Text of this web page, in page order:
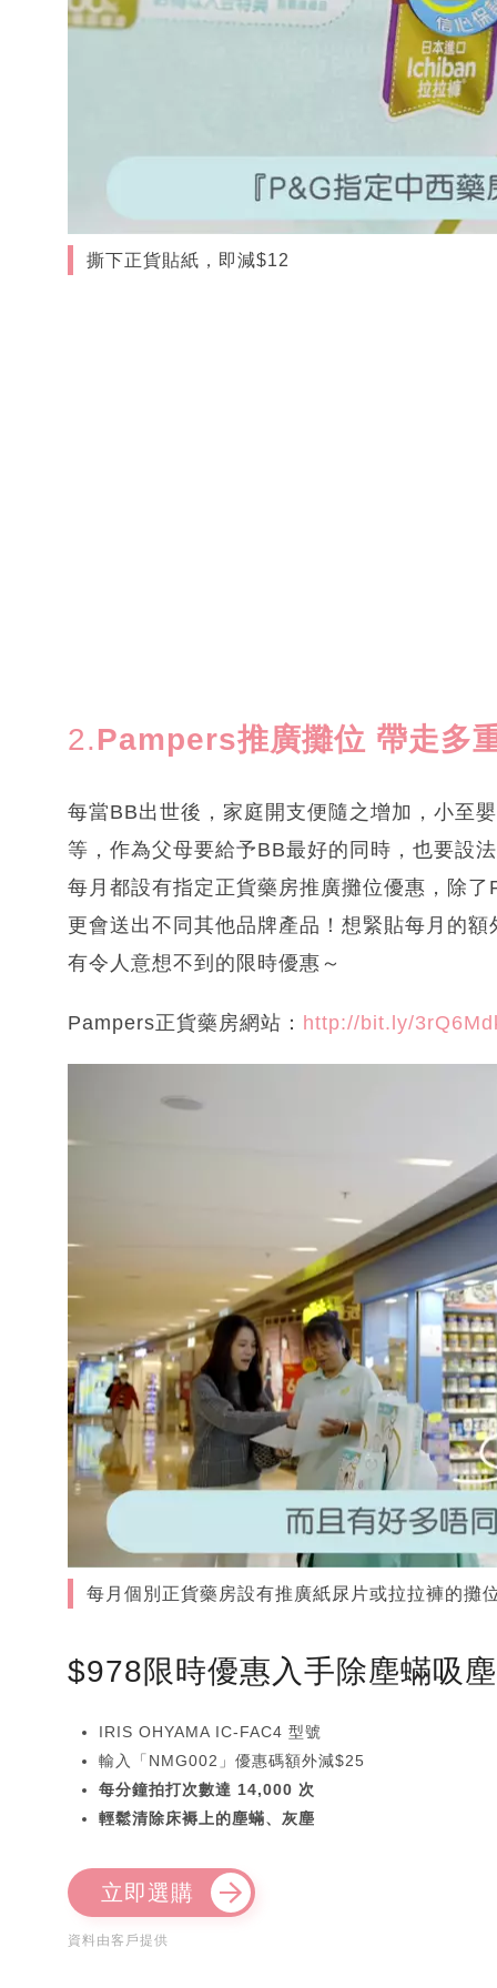
撕下正貨貼紙，即減$12
2.Pampers推廣攤位 帶走多
每當BB出世後，家庭開支便隨之增加，小至
等，作為父母要給予BB最好的同時，也要設
每月都設有指定正貨藥房推廣攤位優惠，除
更會送出不同其他品牌產品！想緊貼每月的
有令人意想不到的限時優惠～
Pampers正貨藥房網站： http://bit.ly/
每月個別正貨藥房設有推廣紙尿片或拉拉褲的攤
$978限時優惠入手除塵蟎吸
IRIS OHYAMA IC-FAC4 型號
輸入「NMG002」優惠碼額外減$25
每分鐘拍打次數達 14,000 次
輕鬆清除床褥上的塵蟎、灰塵
立即選購
資料由客戶提供